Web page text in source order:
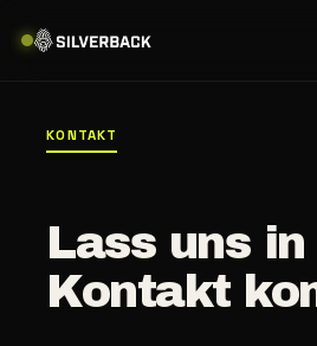
KONTAKT
Lass uns in
Kontakt